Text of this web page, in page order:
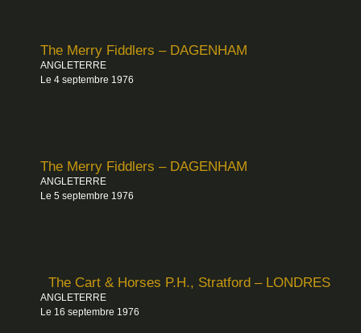
The Merry Fiddlers – DAGENHAM
ANGLETERRE
Le 4 septembre 1976
The Merry Fiddlers – DAGENHAM
ANGLETERRE
Le 5 septembre 1976
The Cart & Horses P.H., Stratford – LONDRES
ANGLETERRE
Le 16 septembre 1976